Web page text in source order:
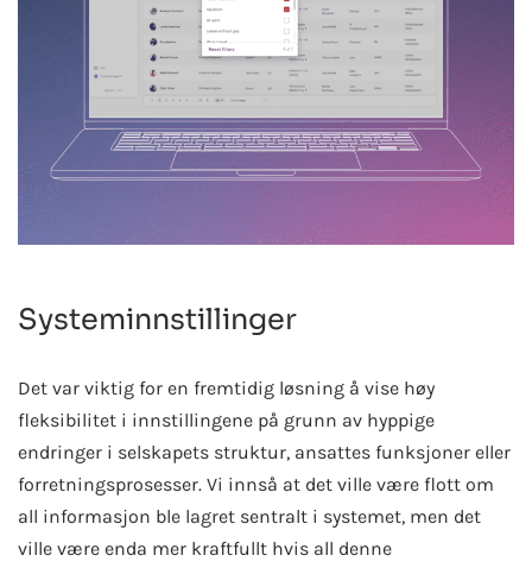
Systeminnstillinger
Det var viktig for en fremtidig løsning å vise høy
fleksibilitet i innstillingene på grunn av hyppige
endringer i selskapets struktur, ansattes funksjoner eller
forretningsprosesser. Vi innså at det ville være flott om
all informasjon ble lagret sentralt i systemet, men det
ville være enda mer kraftfullt hvis all denne